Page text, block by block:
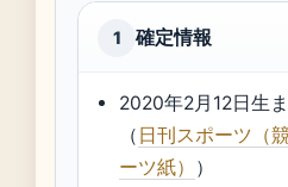
1 確定情報
2020年2月12日生
（ 日刊スポーツ（
ーツ紙） ）